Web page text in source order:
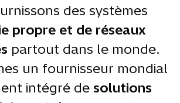
des systèmes
propre et de réseaux
partout dans le monde.
un fournisseur mondial
intégré de solutions